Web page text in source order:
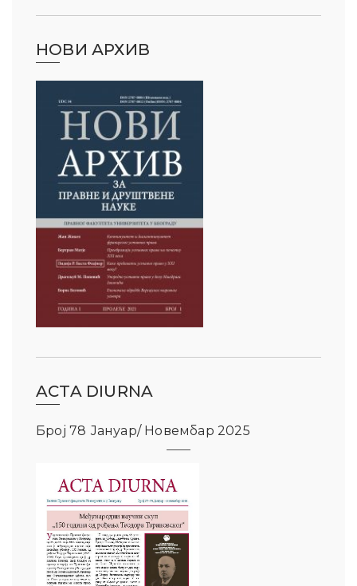
НОВИ АРХИВ
ACTA DIURNA
Број 78 Јануар/ Новембар 2025